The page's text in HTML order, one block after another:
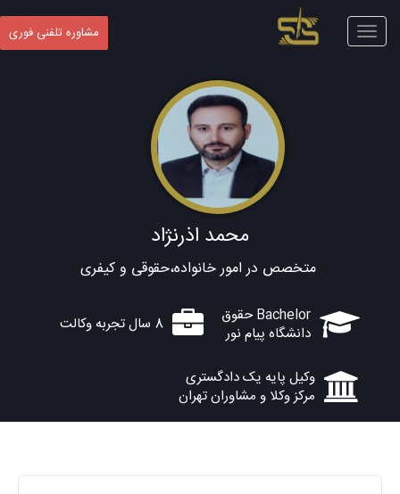
Toggle
navigation
مشاوره تلفنی فوری
محمد اذرنژاد
متخصص در امور خانواده،حقوقی و کیفری
Bachelor حقوق
دانشگاه پیام نور
8 سال تجربه وکالت
وکیل پایه یک دادگستری
مرکز وکلا و مشاوران تهران